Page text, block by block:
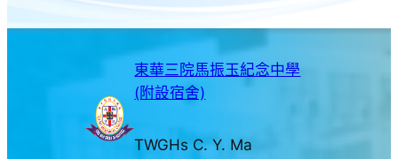
東華三院馬振玉紀念中學
(附設宿舍)
TWGHs C. Y. Ma